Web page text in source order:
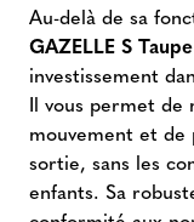
Au-delà de sa
GAZELLE S
investissement
Il vous permet
mouvement et
sortie, sans les
enfants. Sa